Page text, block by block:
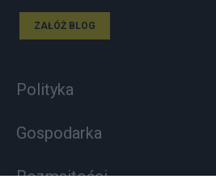
ZAŁÓŻ BLOG
Polityka
Gospodarka
Rozmaitości